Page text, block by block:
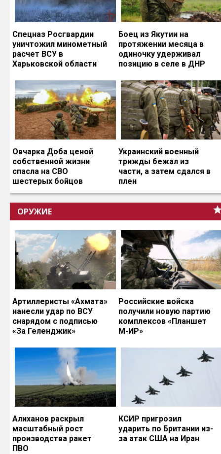
Спецназ Росгвардии
уничтожил минометный
расчет ВСУ в
Харьковской области
Боец из Якутии на
протяжении месяца в
одиночку удерживал
позицию в селе в ДНР
Овчарка Доба ценой
собственной жизни
спасла на СВО
шестерых бойцов
Украинский военный
трижды бежал из
части, а затем сдался в
плен
ОРУЖИЕ
Артиллеристы «Ахмата»
нанесли удар по ВСУ
снарядом с подписью
«За Геленджик»
Российские войска
получили новую партию
комплексов «Планшет
М-ИР»
Алиханов раскрыл
масштабный рост
производства ракет
ПВО
КСИР пригрозил
ударить по Британии из-
за атак США на Иран